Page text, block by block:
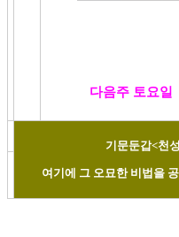
다음주 토요
기문둔갑<천
여기에 그 오묘한 비법을 공